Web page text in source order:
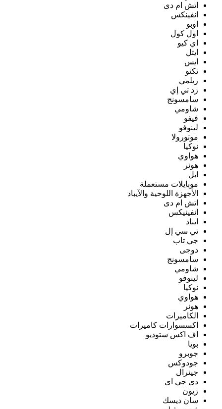
اتش ام دى
انفينكس
اوبو
اول كول
اي كيو
ايتل
ايس
تكنو
ريلمي
زد تي إي
سامسونج
شاومي
فيفو
لينوفو
موتورولا
نوكيا
هواوي
هونر
ابل
موبايلات مستعملة
الأجهزة اللوحية والآيباد
اتش ام دى
انفينيكس
ايباد
تي سي إل
جي تاب
دوجى
سامسونج
شاومي
لينوفو
نوكيا
هواوي
هونر
الكاميرات
اكسسوارات كاميرات
اف اكس ستوديو
بويا
جوبرو
جودوكس
جينرال
دى جي اى
زيون
سان ديسك